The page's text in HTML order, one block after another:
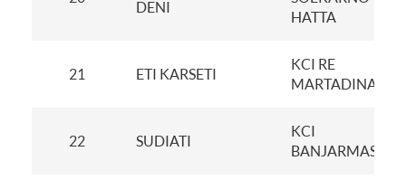
DENI
HATTA
21 ETI KARSETI
KCI RE
MARTADINATA
22 SUDIATI
KCI
BANJARMASIN